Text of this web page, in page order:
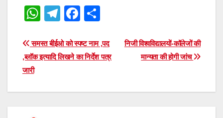
W
at
s
p
T
e
gr
m
F
c
e
o
ar
e
Post
navigation
निजी विश्वविद्यालयों-कॉलेजों की
मान्यता की होगी जांच
समस्त बीईओ को स्पष्ट नाम ,पद
,ब्लॉक इत्यादि लिखने का निर्देश पत्र
जारी